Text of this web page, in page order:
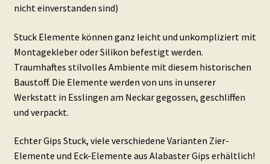
nicht einverstanden sind)
Stuck Elemente können ganz leicht und unkompliziert mit
Montagekleber oder Silikon befestigt werden.
Traumhaftes stilvolles Ambiente mit diesem historischen
Baustoff. Die Elemente werden von uns in unserer
Werkstatt in Esslingen am Neckar gegossen, geschliffen
und verpackt.
Echter Gips Stuck, viele verschiedene Varianten Zier-
Elemente und Eck-Elemente aus Alabaster Gips erhältlich!